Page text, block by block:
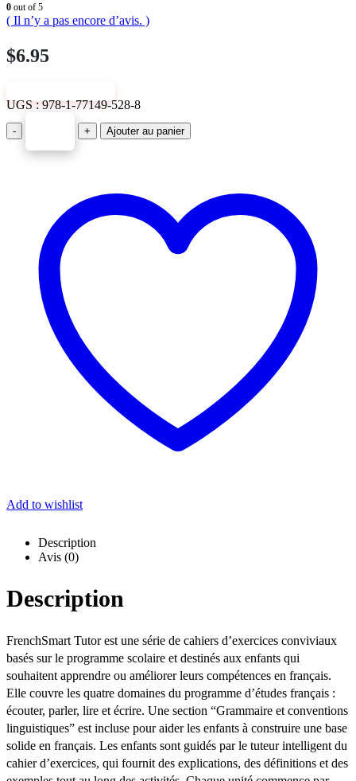
0 out of 5
( Il n’y a pas encore d’avis. )
$6.95
UGS :978-1-77149-528-8
- + Ajouter au panier
Add to wishlist
Description
Avis (0)
Description
FrenchSmart Tutor est une série de cahiers d’exercices conviviaux
basés sur le programme scolaire et destinés aux enfants qui
souhaitent apprendre ou améliorer leurs compétences en français.
Elle couvre les quatre domaines du programme d’études français :
écouter, parler, lire et écrire. Une section “Grammaire et conventions
linguistiques” est incluse pour aider les enfants à construire une base
solide en français. Les enfants sont guidés par le tuteur intelligent du
cahier d’exercices, qui fournit des explications, des définitions et des